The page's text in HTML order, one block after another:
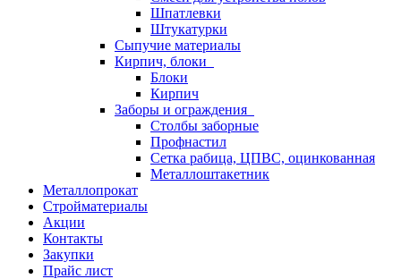
Шпатлевки
Штукатурки
Сыпучие материалы
Кирпич, блоки
Блоки
Кирпич
Заборы и ограждения
Столбы заборные
Профнастил
Сетка рабица, ЦПВС, оцинкованная
Металлоштакетник
Металлопрокат
Стройматериалы
Акции
Контакты
Закупки
Прайс лист